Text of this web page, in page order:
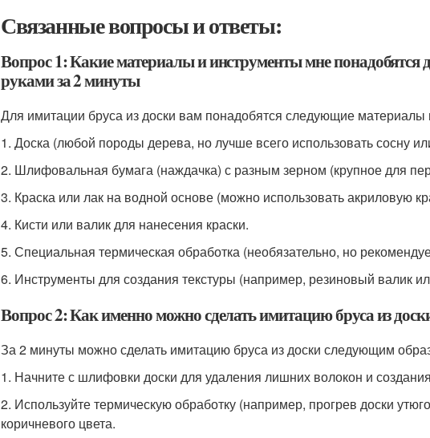
Связанные вопросы и ответы:
Вопрос 1: Какие материалы и инструменты мне понадобятся
руками за 2 минуты
Для имитации бруса из доски вам понадобятся следующие материалы
1. Доска (любой породы дерева, но лучше всего использовать сосну
2. Шлифовальная бумага (наждачка) с разным зерном (крупное для
3. Краска или лак на водной основе (можно использовать акриловую
4. Кисти или валик для нанесения краски.
5. Специальная термическая обработка (необязательно, но
6. Инструменты для создания текстуры (например, резиновый валик
Вопрос 2: Как именно можно сделать имитацию бруса из
За 2 минуты можно сделать имитацию бруса из доски следующим
1. Начните с шлифовки доски для удаления лишних волокон и
2. Используйте термическую обработку (например, прогрев доски
коричневого цвета.